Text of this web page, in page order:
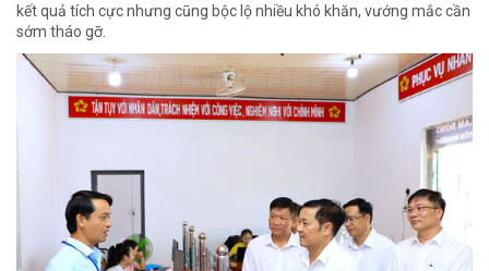
kết quả tích cực nhưng cũng bộc lộ nhiều khó khăn, vướng mắc cần
sớm tháo gỡ.